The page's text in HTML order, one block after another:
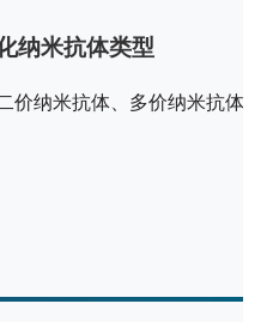
纳米抗体类型
价纳米抗体、多价纳米抗体